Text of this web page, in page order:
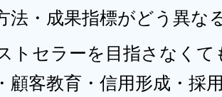
法・成果指標がどう異な
トセラーを目指さなくて
顧客教育・信用形成・採